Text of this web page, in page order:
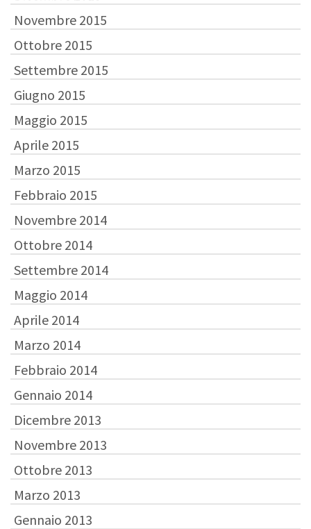
Novembre 2015
Ottobre 2015
Settembre 2015
Giugno 2015
Maggio 2015
Aprile 2015
Marzo 2015
Febbraio 2015
Novembre 2014
Ottobre 2014
Settembre 2014
Maggio 2014
Aprile 2014
Marzo 2014
Febbraio 2014
Gennaio 2014
Dicembre 2013
Novembre 2013
Ottobre 2013
Marzo 2013
Gennaio 2013